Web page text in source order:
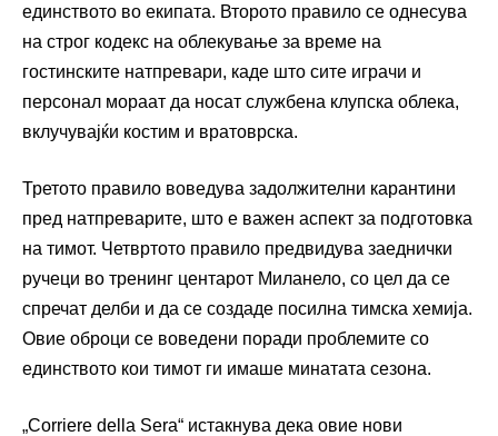
единството во екипата. Второто правило се однесува
на строг кодекс на облекување за време на
гостинските натпревари, каде што сите играчи и
персонал мораат да носат службена клупска облека,
вклучувајќи костим и вратоврска.
Третото правило воведува задолжителни карантини
пред натпреварите, што е важен аспект за подготовка
на тимот. Четвртото правило предвидува заеднички
ручеци во тренинг центарот Миланело, со цел да се
спречат делби и да се создаде посилна тимска хемија.
Овие оброци се воведени поради проблемите со
единството кои тимот ги имаше минатата сезона.
„Corriere della Sera“ истакнува дека овие нови